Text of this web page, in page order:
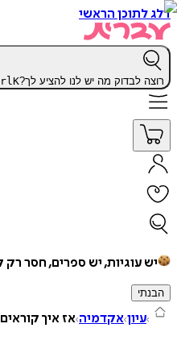
דלג לתוכן הראשי
רוצה לבדוק מה יש לנו להציע לך?K
יש עוגיות, יש ספרים, חסר
הבנתי
עיון אקדמיה אז איך